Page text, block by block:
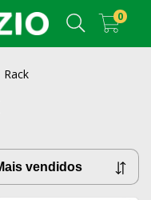
0
Rack